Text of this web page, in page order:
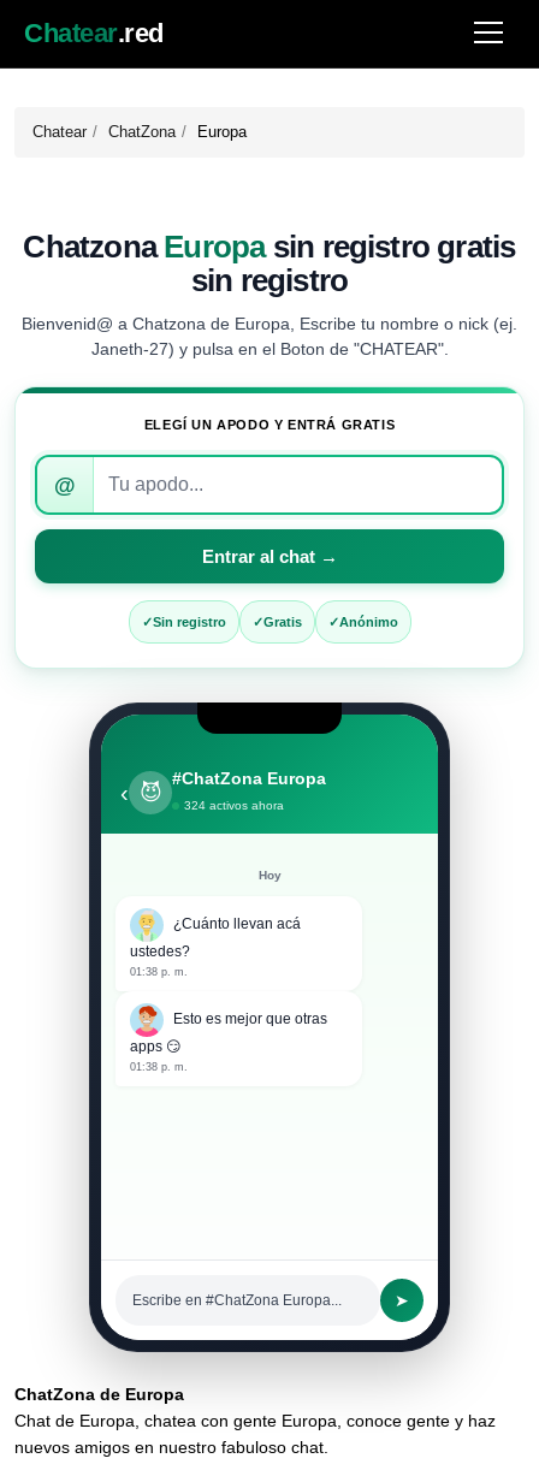
Chatear.red
Chatear ChatZona Europa
ChatzonaEuropasin registro gratis
sin registro
Bienvenid@ a Chatzona de Europa, Escribe tu nombre o nick (ej.
Janeth-27) y pulsa en el Boton de "CHATEAR".
ELEGÍ UN APODO Y ENTRÁ GRATIS
Introduce
apodo
para
entrar
@
Entrar al chat →
Sin registro Gratis Anónimo
‹ 😈
#ChatZona Europa
324 activos ahora
Hoy
¿Cuánto llevan acá
ustedes?
01:38 p. m.
Esto es mejor que otras
apps 😏
01:38 p. m.
Escribe en #ChatZona Europa... ➤
ChatZona de Europa
Chat de Europa, chatea con gente Europa, conoce gente y haz
nuevos amigos en nuestro fabuloso chat.